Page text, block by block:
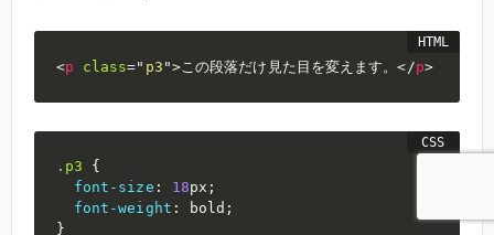
<p class=" p3 ">この段落だけ見た目を変えます。</p>
.p3
{
font-size : 18px ;
font-weight : bold ;
}